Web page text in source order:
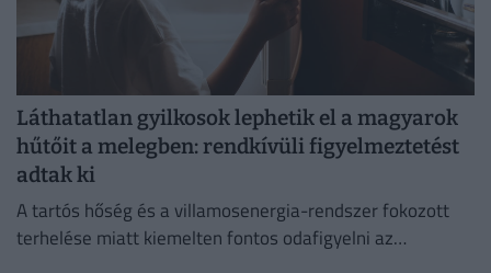
Láthatatlan gyilkosok lephetik el a magyarok
hűtőit a melegben: rendkívüli figyelmeztetést
adtak ki
A tartós hőség és a villamosenergia-rendszer fokozott
terhelése miatt kiemelten fontos odafigyelni az